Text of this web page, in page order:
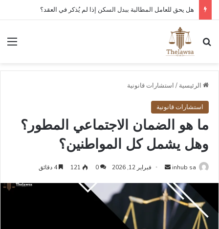
هل يحق للعامل المطالبة ببدل السكن إذا لم يُذكر في العقد؟
بحث عن
الرئيسية / استشارات قانونية
استشارات قانونية
ما هو الضمان الاجتماعي المطور؟
وهل يشمل كل المواطنين؟
inhub sa
أرسل
إلكترونيا
فبراير 12, 2026 0
121 4 دقائق